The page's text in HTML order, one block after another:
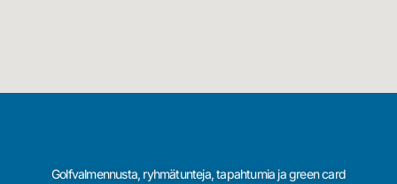
Golfvalmennusta, ryhmätunteja, tapahtumia ja green card